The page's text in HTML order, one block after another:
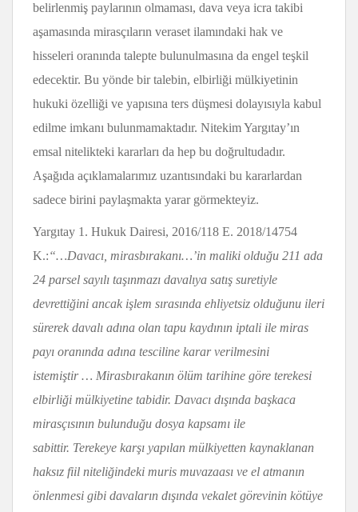
belirlenmiş paylarının olmaması, dava veya icra takibi
aşamasında mirasçıların veraset ilamındaki hak ve
hisseleri oranında talepte bulunulmasına da engel teşkil
edecektir. Bu yönde bir talebin, elbirliği mülkiyetinin
hukuki özelliği ve yapısına ters düşmesi dolayısıyla kabul
edilme imkanı bulunmamaktadır. Nitekim Yargıtay’ın
emsal nitelikteki kararları da hep bu doğrultudadır.
Aşağıda açıklamalarımız uzantısındaki bu kararlardan
sadece birini paylaşmakta yarar görmekteyiz.
Yargıtay 1. Hukuk Dairesi, 2016/118 E. 2018/14754
K.:“…Davacı, mirasbırakanı…’in maliki olduğu 211 ada
24 parsel sayılı taşınmazı davalıya satış suretiyle
devrettiğini ancak işlem sırasında ehliyetsiz olduğunu ileri
sürerek davalı adına olan tapu kaydının iptali ile miras
payı oranında adına tesciline karar verilmesini
istemiştir … Mirasbırakanın ölüm tarihine göre terekesi
elbirliği mülkiyetine tabidir. Davacı dışında başkaca
mirasçısının bulunduğu dosya kapsamı ile
sabittir. Terekeye karşı yapılan mülkiyetten kaynaklanan
haksız fiil niteliğindeki muris muvazaası ve el atmanın
önlenmesi gibi davaların dışında vekalet görevinin kötüye